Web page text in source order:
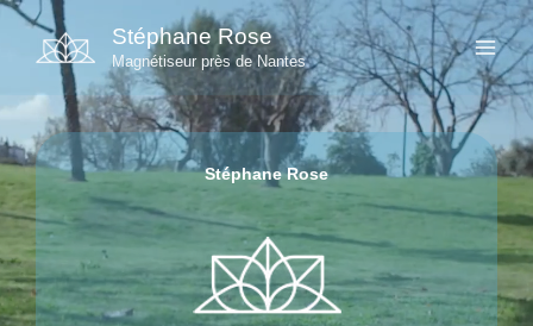
Aller
contenu
Stéphane Rose
Magnétiseur près de Nantes
Stéphane Rose